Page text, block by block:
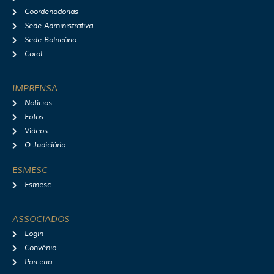
Coordenadorias
Sede Administrativa
Sede Balneária
Coral
IMPRENSA
Notícias
Fotos
Vídeos
O Judiciário
ESMESC
Esmesc
ASSOCIADOS
Login
Convênio
Parceria